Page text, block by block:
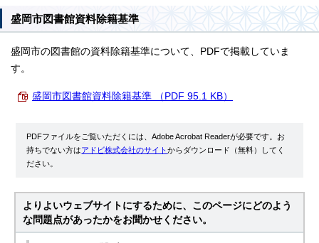
盛岡市図書館資料除籍基準
盛岡市の図書館の資料除籍基準について、PDFで掲載していま
す。
盛岡市図書館資料除籍基準 （PDF 95.1 KB）
PDFファイルをご覧いただくには、Adobe Acrobat Readerが必要です。お
持ちでない方はアドビ株式会社のサイトからダウンロード（無料）してく
ださい。
よりよいウェブサイトにするために、このページにどのよう
な問題点があったかをお聞かせください。